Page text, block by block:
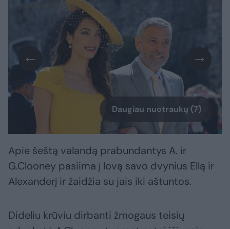
Daugiau nuotraukų (7)
Apie šeštą valandą prabundantys A. ir
G.Clooney pasiima į lovą savo dvynius Ellą ir
Alexanderį ir žaidžia su jais iki aštuntos.
Dideliu krūviu dirbanti žmogaus teisių